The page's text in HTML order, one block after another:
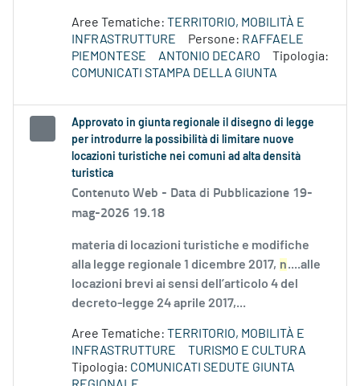
Aree Tematiche: TERRITORIO, MOBILITÀ E
INFRASTRUTTURE
Persone: RAFFAELE
PIEMONTESE
ANTONIO DECARO
Tipologia:
COMUNICATI STAMPA DELLA GIUNTA
Approvato in giunta regionale il disegno di legge
per introdurre la possibilità di limitare nuove
locazioni turistiche nei comuni ad alta densità
turistica
Contenuto Web - Data di Pubblicazione 19-
mag-2026 19.18
materia di locazioni turistiche e modifiche
alla legge regionale 1 dicembre 2017, n....alle
locazioni brevi ai sensi dell’articolo 4 del
decreto-legge 24 aprile 2017,...
Aree Tematiche: TERRITORIO, MOBILITÀ E
INFRASTRUTTURE
TURISMO E CULTURA
Tipologia: COMUNICATI SEDUTE GIUNTA